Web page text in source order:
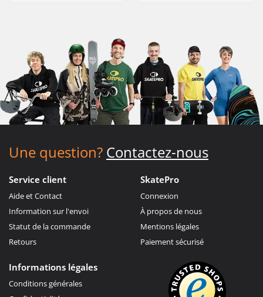
Une question? Contactez-nous
Service client
Aide et Contact
Information sur l'envoi
Statut de la commande
Retours
SkatePro
Connexion
À propos de nous
Mentions légales
Paiement sécurisé
Informations légales
Conditions générales